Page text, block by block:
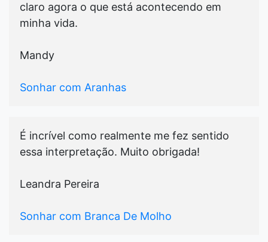
claro agora o que está acontecendo em
minha vida.
Mandy
Sonhar com Aranhas
É incrível como realmente me fez sentido
essa interpretação. Muito obrigada!
Leandra Pereira
Sonhar com Branca De Molho